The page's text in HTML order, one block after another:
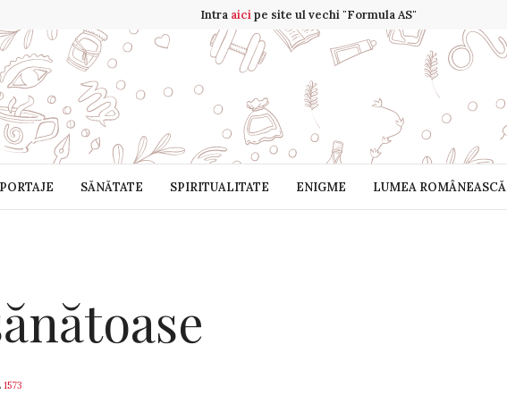
Intra aicipe site ul vechi "Formula AS"
SĂNĂTATE SPIRITUALITATE ENIGME LUMEA ROMÂNEASCĂ
1573